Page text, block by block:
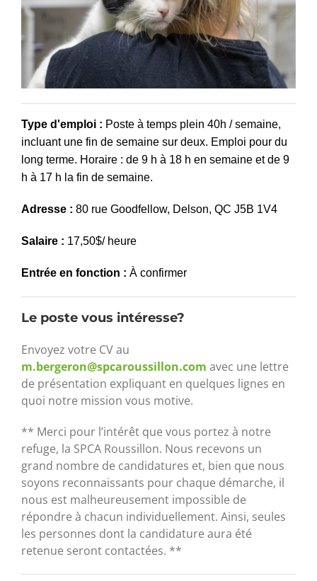
Type d'emploi : Poste à temps plein 40h / semaine,
incluant une fin de semaine sur deux. Emploi pour du
long terme. Horaire : de 9 h à 18 h en semaine et de 9
h à 17 h la fin de semaine.
Adresse : 80 rue Goodfellow, Delson, QC J5B 1V4
Salaire : 17,50$/ heure
Entrée en fonction : À confirmer
Le poste vous intéresse?
Envoyez votre CV au
m.bergeron@spcaroussillon.com avec une lettre
de présentation expliquant en quelques lignes en
quoi notre mission vous motive.
** Merci pour l’intérêt que vous portez à notre
refuge, la SPCA Roussillon. Nous recevons un
grand nombre de candidatures et, bien que nous
soyons reconnaissants pour chaque démarche, il
nous est malheureusement impossible de
répondre à chacun individuellement. Ainsi, seules
les personnes dont la candidature aura été
retenue seront contactées. **